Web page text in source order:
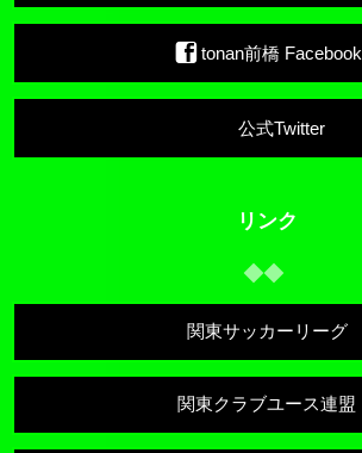
tonan前橋 Facebook
公式Twitter
リンク
関東サッカーリーグ
関東クラブユース連盟